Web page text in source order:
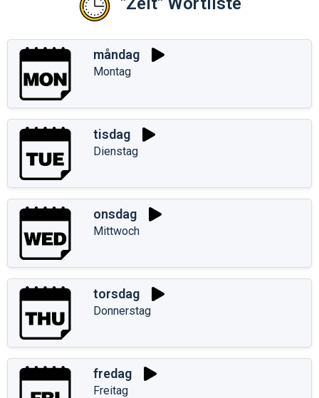
måndag
Montag
tisdag
Dienstag
onsdag
Mittwoch
torsdag
Donnerstag
fredag
Freitag